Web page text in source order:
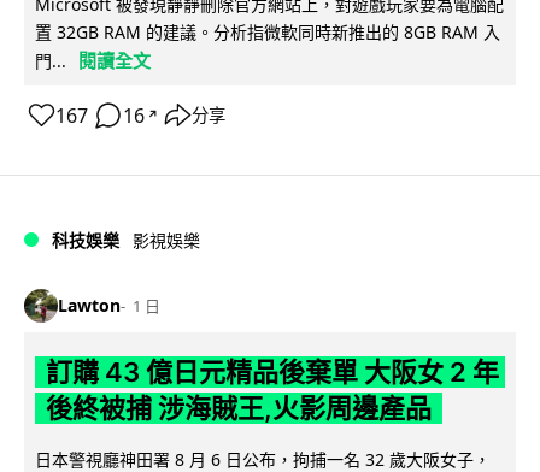
Microsoft 被發現靜靜刪除官方網站上，對遊戲玩家要為電腦配
置 32GB RAM 的建議。分析指微軟同時新推出的 8GB RAM 入
門...
閱讀全文
167 16 ↗ 分享
科技娛樂 影視娛樂
Lawton 1 日
訂購 43 億日元精品後棄單 大阪女 2 年
後終被捕 涉海賊王,火影周邊產品
日本警視廳神田署 8 月 6 日公布，拘捕一名 32 歲大阪女子，